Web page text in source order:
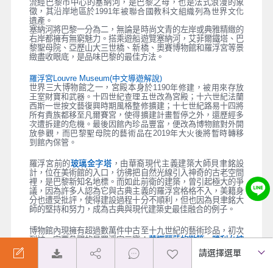
流經巴黎市中心的塞納河，是巴黎之母，也是法式浪漫的象
徵，其沿岸地區於1991年被聯合國教科文組織列為世界文化
遺產。
塞納河將巴黎一分為二，無論是時尚文青的左岸或典雅精緻的
右岸都擁有無窮魅力。搭乘遊船遊覽塞納河，艾菲爾鐵塔、巴
黎聖母院、亞歷山大三世橋、新橋、奧賽博物館和羅浮宮等景
緻盡收眼底，是品味巴黎的最佳方法。
羅浮宮Louvre Museum(中文導遊解說)
世界三大博物館之一，宮殿本身於1190年修建，被用來存放
王室財寶和武器。十四世紀查理五世改為宮殿；十六世紀法蘭
西斯一世按文藝復興時期風格整修擴建；十七世紀路易十四將
所有貴族都移至凡爾賽宮，使得擴建計畫暫停之外，還歷經多
次遭拆建的危機。最後因館內珍品豐富，便改為博物館對外開
放參觀，而巴黎聖母院的藝術品在2019年大火後將暫時轉移
到館內保管。
羅浮宮前的玻璃金字塔 ，由華裔現代主義建築大師貝聿銘設
計，位在美術館的入口，彷彿把自然光線引入神奇的古老空間
裡，是巴黎新知名地標。而如此前衛的建築，曾引起極大的爭
議，因為許多人認為它與古典主義的羅浮宮格格不入，美籍身
分也遭受批評，使得建設過程十分不順利，但也因為貝聿銘大
師的堅持和努力，成為古典與現代建築史最佳融合的例子。
博物館內現擁有超過數萬件中古至十九世紀的藝術珍品，初次
到訪一定要參觀的是羅浮宮三寶：蒙娜麗莎的微笑、勝利女神
像和米洛的維納斯
，其中蒙娜麗莎的微笑由李奧納多‧達文西
所繪製，是史上最有名最具代表性的古典畫作。